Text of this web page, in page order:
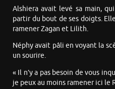
Alshiera avait levé sa main,
partir du bout de ses doigts.
ramener Zagan et Lilith.
Néphy avait pâli en voyant la
un sourire.
« Il n’y a pas besoin de vous
je peux au moins ramener ici le